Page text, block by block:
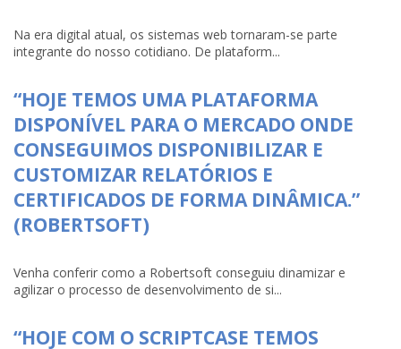
Na era digital atual, os sistemas web tornaram-se parte
integrante do nosso cotidiano. De plataform...
“HOJE TEMOS UMA PLATAFORMA
DISPONÍVEL PARA O MERCADO ONDE
CONSEGUIMOS DISPONIBILIZAR E
CUSTOMIZAR RELATÓRIOS E
CERTIFICADOS DE FORMA DINÂMICA.”
(ROBERTSOFT)
Venha conferir como a Robertsoft conseguiu dinamizar e
agilizar o processo de desenvolvimento de si...
“HOJE COM O SCRIPTCASE TEMOS